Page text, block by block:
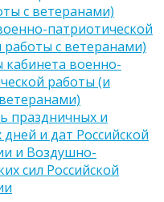
с ветеранами)
патриотической
работы с ветеранами)
кабинета военно-
работы (и
праздничных и
и дат Российской
и Воздушно-
сил Российской